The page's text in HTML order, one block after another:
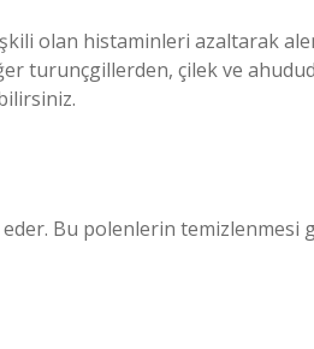
olan histaminleri azaltarak
turunçgillerden, çilek ve
Bu polenlerin temizlenmesi